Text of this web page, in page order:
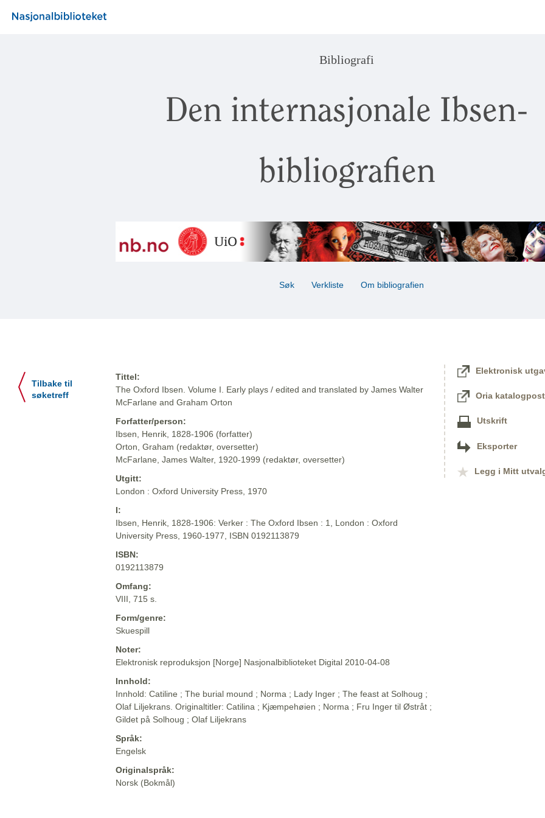
Bibliografi
Den internasjonale Ibsen-
bibliografien
Søk Verkliste Om bibliografien
Tilbake til
søketreff
Tittel:
The Oxford Ibsen. Volume I. Early plays / edited and translated by James Walter
McFarlane and Graham Orton
Forfatter/person:
Ibsen, Henrik, 1828-1906 (forfatter)
Orton, Graham (redaktør, oversetter)
McFarlane, James Walter, 1920-1999 (redaktør, oversetter)
Utgitt:
London : Oxford University Press, 1970
I:
Ibsen, Henrik, 1828-1906: Verker : The Oxford Ibsen : 1, London : Oxford
University Press, 1960-1977, ISBN 0192113879
ISBN:
0192113879
Omfang:
VIII, 715 s.
Form/genre:
Skuespill
Noter:
Elektronisk reproduksjon [Norge] Nasjonalbiblioteket Digital 2010-04-08
Innhold:
Innhold: Catiline ; The burial mound ; Norma ; Lady Inger ; The feast at Solhoug ;
Olaf Liljekrans. Originaltitler: Catilina ; Kjæmpehøien ; Norma ; Fru Inger til Østråt ;
Gildet på Solhoug ; Olaf Liljekrans
Språk:
Engelsk
Originalspråk:
Norsk (Bokmål)
Elektronisk
Oria katalogpost
Utskrift
Eksporter
Legg i Mitt